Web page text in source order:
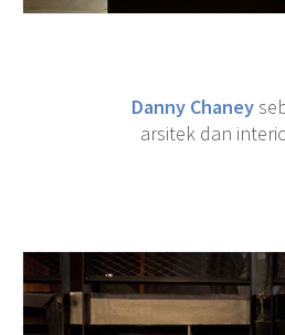
Danny Chaney
arsitek dan